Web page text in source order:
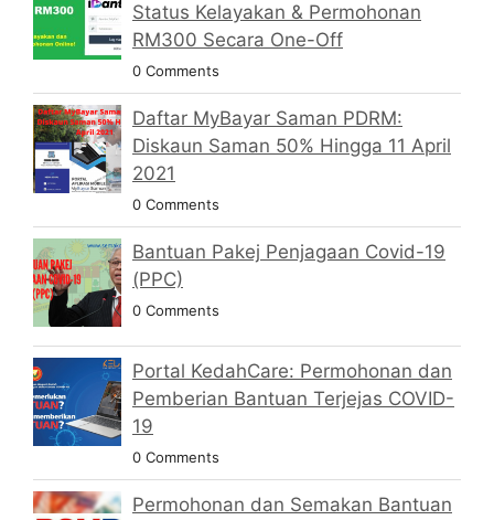
Status Kelayakan & Permohonan
RM300 Secara One-Off
0 Comments
Daftar MyBayar Saman PDRM:
Diskaun Saman 50% Hingga 11 April
2021
0 Comments
Bantuan Pakej Penjagaan Covid-19
(PPC)
0 Comments
Portal KedahCare: Permohonan dan
Pemberian Bantuan Terjejas COVID-
19
0 Comments
Permohonan dan Semakan Bantuan